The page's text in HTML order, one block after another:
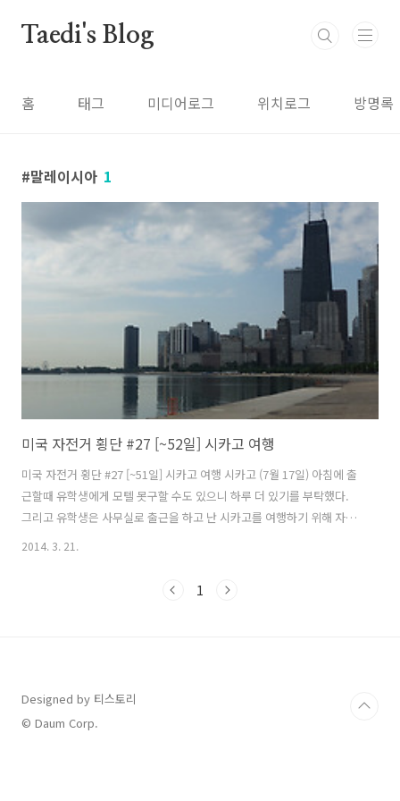
Taedi's Blog
홈 태그 미디어로그 위치로그 방명록
말레이시아 1
미국 자전거 횡단 #27 [~52일] 시카고 여행
미국 자전거 횡단 #27 [~51일] 시카고 여행 시카고 (7월 17일) 아침에 출
근할때 유학생에게 모텔 못구할 수도 있으니 하루 더 있기를 부탁했다.
그리고 유학생은 사무실로 출근을 하고 난 시카고를 여행하기 위해 자전
거를 타고 다운타운으로 나왔다. 시카고는 미국에서 3번째로 큰 도시이
수(Lake Michigan)의 크기는 5만 7757㎢이나 되며 남한면적의 60%에
2014. 3. 21.
1
Designed by 티스토리
© Daum Corp.